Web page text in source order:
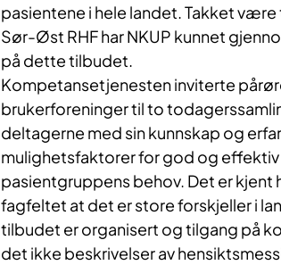
pasientene i hele landet. Takket
Sør-Øst RHF har NKUP kunnet
på dette tilbudet.
Kompetansetjenesten inviterte
brukerforeninger til to
deltagerne med sin kunnskap og
mulighetsfaktorer for god og
pasientgruppens behov. Det er kjent
fagfeltet at det er store forskjeller i
tilbudet er organisert og tilgang på
det ikke beskrivelser av